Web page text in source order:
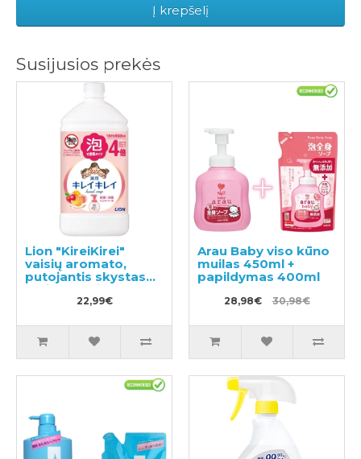
Į krepšelį
Susijusios prekės
Lion "KireiKirei"
vaisių aromato,
putojantis skystas
muilas papildymas
22,99€
Arau Baby viso kūno
muilas 450ml +
papildymas 400ml
28,98€ 30,98€